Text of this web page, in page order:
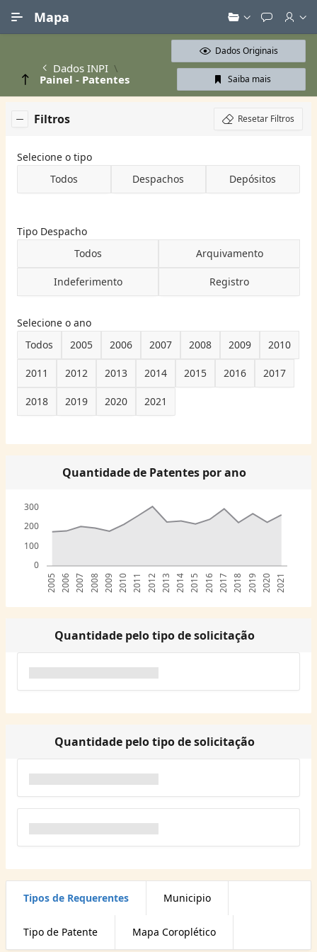
Mapa
Dados INPI
Painel - Patentes
Dados Originais
Saiba mais
Filtros Resetar Filtros
Selecione o tipo
Todos
Despachos Depósitos
Tipo Despacho
Todos
Arquivamento
Indeferimento Registro
Selecione o ano
Todos
2005 2006 2007 2008 2009 2010
2011 2012 2013 2014 2015 2016 2017
2018 2019 2020 2021
Quantidade de Patentes por ano
0
100
200
300
2005 2006 2007 2008 2009 2010 2011 2012 2013 2014 2015 2016 2017 2018 2019 2020 2021
Quantidade pelo tipo de solicitação
Quantidade pelo tipo de solicitação
Tipos de Requerentes Municipio
Tipo de Patente Mapa Coroplético